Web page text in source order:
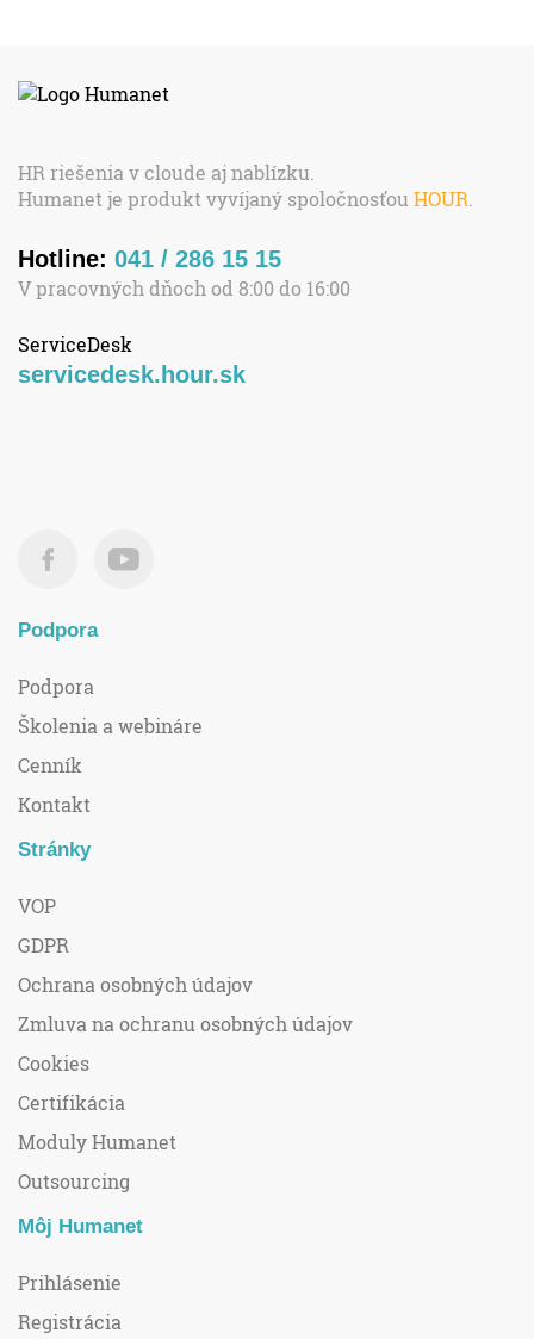
HR riešenia v cloude aj nablízku.
Humanet je produkt vyvíjaný spoločnosťou HOUR.
Hotline: 041 / 286 15 15
V pracovných dňoch od 8:00 do 16:00
ServiceDesk
servicedesk.hour.sk
Podpora
Podpora
Školenia a webináre
Cenník
Kontakt
Stránky
VOP
GDPR
Ochrana osobných údajov
Zmluva na ochranu osobných údajov
Cookies
Certifikácia
Moduly Humanet
Outsourcing
Môj Humanet
Prihlásenie
Registrácia